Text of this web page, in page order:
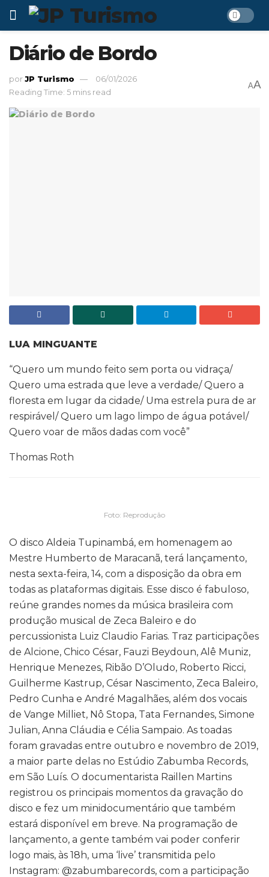
Diário de Bordo
porJP Turismo
06/01/2026
Reading Time: 5 mins read
AA
LUA MINGUANTE
“Quero um mundo feito sem porta ou vidraça/
Quero uma estrada que leve a verdade/ Quero a
floresta em lugar da cidade/ Uma estrela pura de ar
respirável/ Quero um lago limpo de água potável/
Quero voar de mãos dadas com você”
Thomas Roth
Foto: Reprodução
O disco Aldeia Tupinambá, em homenagem ao
Mestre Humberto de Maracanã, terá lançamento,
nesta sexta-feira, 14, com a disposição da obra em
todas as plataformas digitais. Esse disco é fabuloso,
reúne grandes nomes da música brasileira com
produção musical de Zeca Baleiro e do
percussionista Luiz Claudio Farias. Traz participações
de Alcione, Chico César, Fauzi Beydoun, Alê Muniz,
Henrique Menezes, Ribão D’Oludo, Roberto Ricci,
Guilherme Kastrup, César Nascimento, Zeca Baleiro,
Pedro Cunha e André Magalhães, além dos vocais
de Vange Milliet, Nô Stopa, Tata Fernandes, Simone
Julian, Anna Cláudia e Célia Sampaio. As toadas
foram gravadas entre outubro e novembro de 2019,
a maior parte delas no Estúdio Zabumba Records,
em São Luís. O documentarista Raillen Martins
registrou os principais momentos da gravação do
disco e fez um minidocumentário que também
estará disponível em breve. Na programação de
lançamento, a gente também vai poder conferir
logo mais, às 18h, uma ‘live’ transmitida pelo
Instagram: @zabumbarecords, com a participação